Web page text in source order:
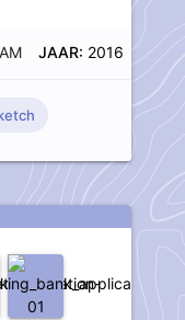
JAAR: 2016